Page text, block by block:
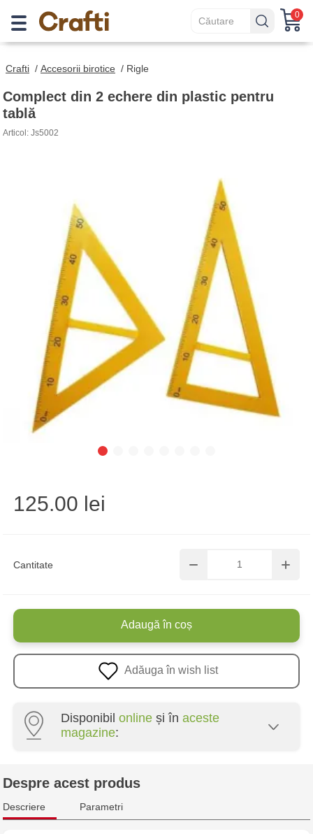
0
Crafti / Accesorii birotice / Rigle
Complect din 2 echere din plastic pentru
tablă
Articol: Js5002
Cantitate
125.00 lei
Adaugă în coș
Adăuga în wish list
Disponibil online și în aceste
magazine:
Crafti Botanica - bd. Decebal, 139
Despre acest produs
Descriere Parametri